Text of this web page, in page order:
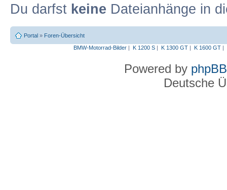
Du darfst keine Dateianhänge in
Portal » Foren-Übersicht
BMW-Motorrad-Bilder| K 1200 S| K 1300 GT| K 1600 GT|
Powered by phpBB
Deutsche